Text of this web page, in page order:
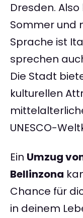
Dresden.
Sommer und
Sprache ist
sprechen
Die Stadt
kulturellen
UNESCO-
Ein Umzug
Bellinzona
Chance für
in deinem